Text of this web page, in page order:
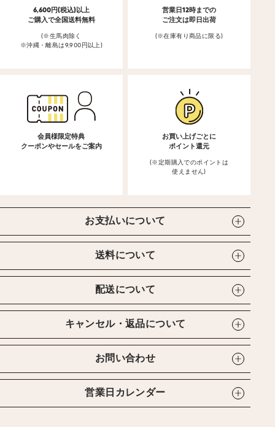
6,600円(税込)以上
ご購入で全国送料無料
(※生馬肉除く
※沖縄・離島は9,900円以上)
営業日12時までの
ご注文は即日出荷
(※在庫有り商品に限る)
会員様限定特典
クーポンやセールをご案内
お買い上げごとに
ポイント還元
(※定期購入でのポイントは
使えません)
お支払いについて
送料について
配送について
キャンセル・返品について
お問い合わせ
営業日カレンダー